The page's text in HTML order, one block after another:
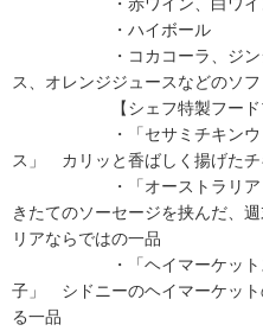
・ハイボール
・コカコーラ、ジンジャ
ス、オレンジジュースなどのソ
【シェフ特製フードプ
・「セサミチキンウィン
ス」 カリッと香ばしく揚げたチ
・「オーストラリア バ
きたてのソーセージを挟んだ、
リアならではの一品
・「ヘイマーケットスタ
子」 シドニーのヘイマーケッ
る一品